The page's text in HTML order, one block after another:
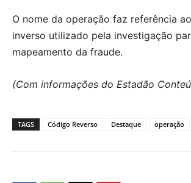
O nome da operação faz referência
inverso utilizado pela investigação
mapeamento da fraude.
(Com informações do Estadão
TAGS Código Reverso Destaque operação